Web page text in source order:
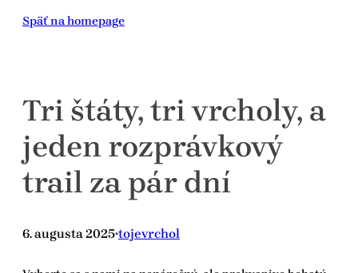
Prejsť
Späť na homepage
Tri štáty, tri vrcholy, a
jeden rozprávkový
trail za pár dní
6. augusta 2025•tojevrchol